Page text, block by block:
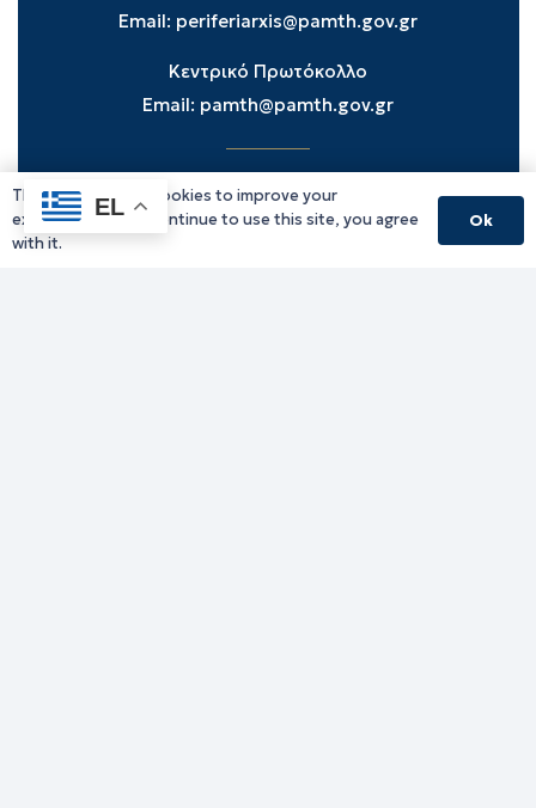
Email: periferiarxis@pamth.gov.gr
Κεντρικό Πρωτόκολλο
Email: pamth@pamth.gov.gr
Υπηρεσίες Δράμας
Υπηρεσίες Καβάλας
EL
This website uses cookies to improve your
experience. If you continue to use this site, you agree
with it.
Ok